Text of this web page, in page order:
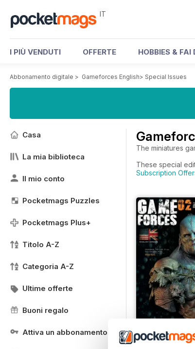
IT
I PIÙ VENDUTI OFFERTE HOBBIES & FAI
Abbonamento digitale > Gameforces English> Special Issues
Casa
La mia biblioteca
Il mio conto
Pocketmags Puzzles
Pocketmags Plus+
Titolo A-Z
Categoria A-Z
Ultime offerte
Buoni regalo
Attiva un abbonamento
The miniatures
These special
Subscription
GAMEFORCES